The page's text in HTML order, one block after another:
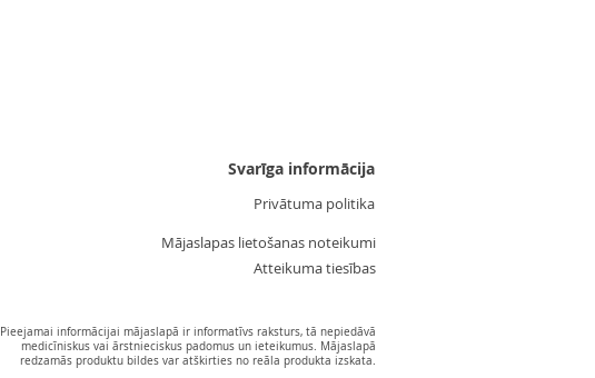
Svarīga informācija
Privātuma politika
Mājaslapas lietošanas noteikumi
Atteikuma tiesības
Pieejamai informācijai mājaslapā ir informatīvs raksturs, tā nepiedāvā
medicīniskus vai ārstnieciskus padomus un ieteikumus. Mājaslapā
redzamās produktu bildes var atškirties no reāla produkta izskata.